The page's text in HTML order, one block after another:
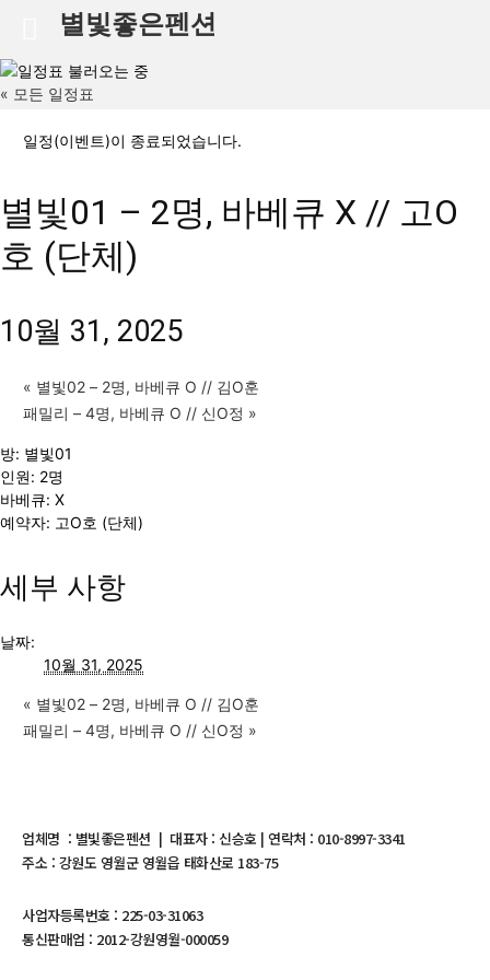
별빛좋은펜션
« 모든 일정표
일정(이벤트)이 종료되었습니다.
별빛01 – 2명, 바베큐 X // 고O
호 (단체)
10월 31, 2025
« 별빛02 – 2명, 바베큐 O // 김O훈
패밀리 – 4명, 바베큐 O // 신O정 »
방: 별빛01
인원: 2명
바베큐: X
예약자: 고O호 (단체)
세부 사항
날짜:
10월 31, 2025
« 별빛02 – 2명, 바베큐 O // 김O훈
패밀리 – 4명, 바베큐 O // 신O정 »
업체명 : 별빛좋은펜션 | 대표자 : 신승호 | 연락처 : 010-8997-3341
주소 : 강원도 영월군 영월읍 태화산로 183-75
사업자등록번호 : 225-03-31063
통신판매업 : 2012-강원영월-000059